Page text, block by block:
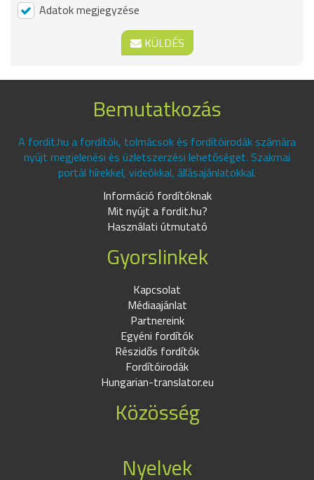
Adatok megjegyzése
KÜLDÉS
Bemutatkozás
A fordit.hu a fordítók, tolmácsok és fordítóirodák számára
nyújt megjelenési és üzletszerzési lehetőséget. Szakmai
portál hírekkel, videókkal, állásajánlatokkal.
Információ fordítóknak
Mit nyújt a fordit.hu?
Használati útmutató
Gyorslinkek
Kapcsolat
Médiaajánlat
Partnereink
Egyéni fordítók
Részidős fordítók
Fordítóirodák
Hungarian-translator.eu
Közösség
Nyelvek